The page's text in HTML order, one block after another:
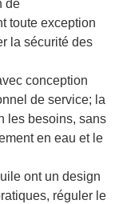
de
toute exception
la sécurité des
conception
de service; la
les besoins, sans
en eau et le
ont un design
réguler le